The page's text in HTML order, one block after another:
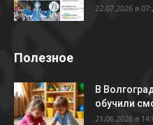
22.07.2026 в
Полезное
В
обучили
21.06.2026 в